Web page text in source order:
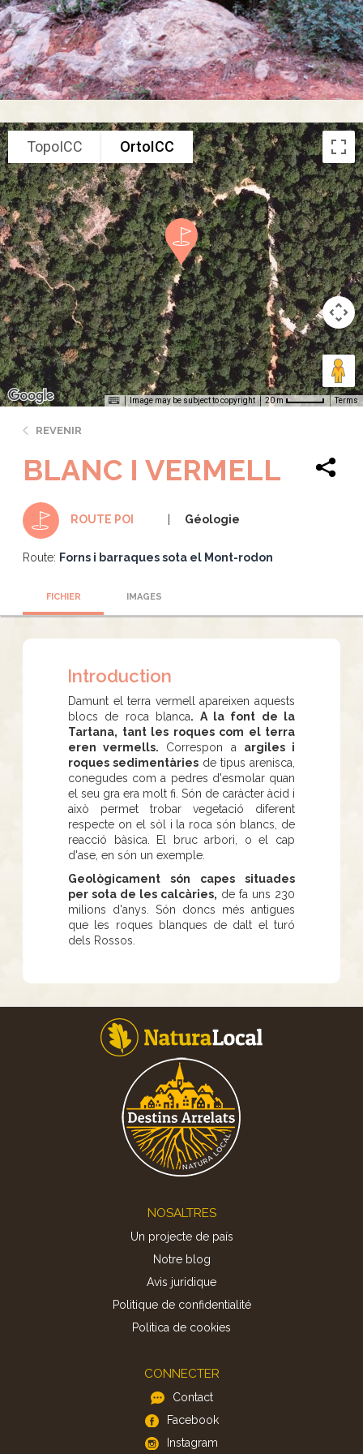
TopoICC OrtoICC
Image may be subject to copyright 20 m Terms
REVENIR
BLANC I VERMELL
ROUTE POI Géologie
Route: Forns i barraques sota el Mont-rodon
FICHIER IMAGES
Introduction
Damunt el terra vermell apareixen aquests
blocs de roca blanca. A la font de la
Tartana, tant les roques com el terra
eren vermells. Correspon a argiles i
roques sedimentàries de tipus arenisca,
conegudes com a pedres d'esmolar quan
el seu gra era molt fi. Són de caràcter àcid i
això permet trobar vegetació diferent
respecte on el sòl i la roca són blancs, de
reacció bàsica. El bruc arbori, o el cap
d'ase, en són un exemple.
Geològicament són capes situades
per sota de les calcàries, de fa uns 230
milions d'anys. Són doncs més antigues
que les roques blanques de dalt el turó
dels Rossos.
NOSALTRES
Un projecte de país
Notre blog
Avis juridique
Politique de confidentialité
Politica de cookies
CONNECTER
Contact
Facebook
Instagram